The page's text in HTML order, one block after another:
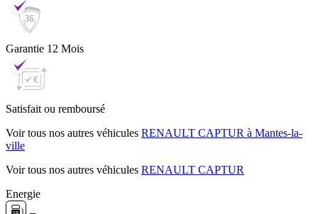
Garantie 12 Mois
Satisfait ou remboursé
Voir tous nos autres véhicules RENAULT CAPTUR à Mantes-la-
ville
Voir tous nos autres véhicules RENAULT CAPTUR
Energie